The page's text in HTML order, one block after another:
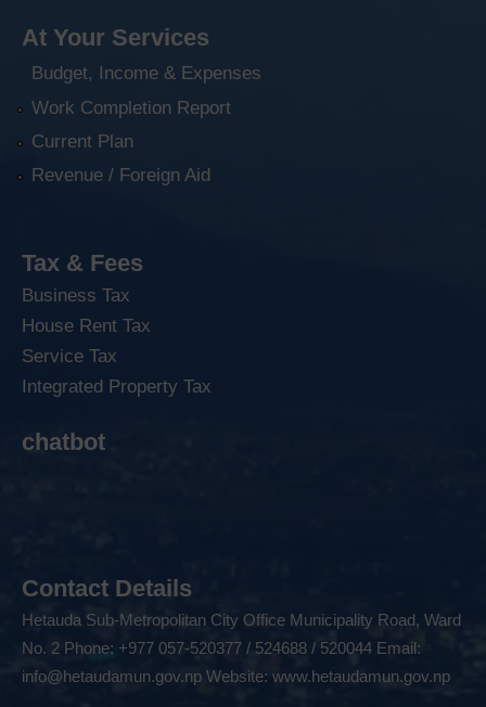
At Your Services
Budget, Income & Expenses
Work Completion Report
Current Plan
Revenue / Foreign Aid
Tax & Fees
Business Tax
House Rent Tax
Service Tax
Integrated Property Tax
chatbot
Contact Details
Hetauda Sub-Metropolitan City Office Municipality Road, Ward
No. 2 Phone: +977 057-520377 / 524688 / 520044 Email:
info@hetaudamun.gov.np Website: www.hetaudamun.gov.np